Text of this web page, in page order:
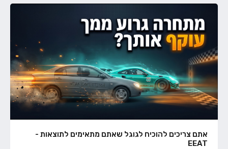
אתם צריכים להוכיח לגוגל שאתם מתאימים לתוצאות -
EEAT